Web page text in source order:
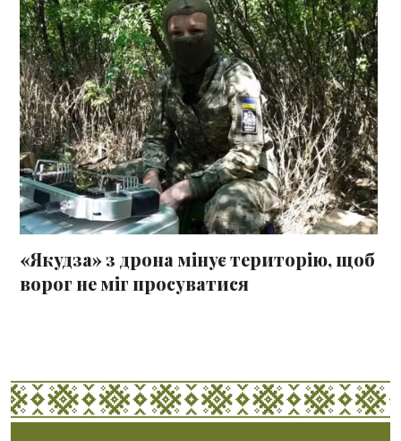
«Якудза» з дрона мінує територію, щоб
ворог не міг просуватися